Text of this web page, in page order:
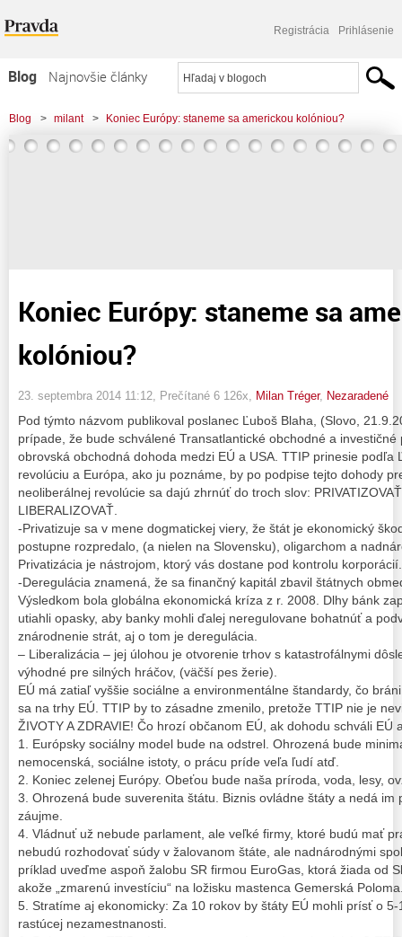
Registrácia Prihlásenie
Blog
Najnovšie články
Najčítanejšie články
Najkomentovanejšie články
Blog > milant > Koniec Európy: staneme sa americkou kolóniou?
Koniec Európy: staneme sa
kolóniou?
23. septembra 2014 11:12 , Prečítané 6 126x, Milan Tréger, Nezaradené
Pod týmto názvom publikoval poslanec Ľuboš Blaha, (Slovo,
prípade, že bude schválené Transatlantické obchodné a
obrovská obchodná dohoda medzi EÚ a USA. TTIP prinesie podľa
revolúciu a Európa, ako ju poznáme, by po podpise tejto dohody
neoliberálnej revolúcie sa dajú zhrnúť do troch slov:
LIBERALIZOVAŤ.
-Privatizuje sa v mene dogmatickej viery, že štát je ekonomický
postupne rozpredalo, (a nielen na Slovensku), oligarchom a
Privatizácia je nástrojom, ktorý vás dostane pod kontrolu
-Deregulácia znamená, že sa finančný kapitál zbavil štátnych
Výsledkom bola globálna ekonomická kríza z r. 2008. Dlhy bánk
utiahli opasky, aby banky mohli ďalej neregulovane bohatnúť a
znárodnenie strát, aj o tom je deregulácia.
– Liberalizácia – jej úlohou je otvorenie trhov s katastrofálnymi
výhodné pre silných hráčov, (väčší pes žerie).
EÚ má zatiaľ vyššie sociálne a environmentálne štandardy, čo
sa na trhy EÚ. TTIP by to zásadne zmenilo, pretože TTIP nie je
ŽIVOTY A ZDRAVIE! Čo hrozí občanom EÚ, ak dohodu schváli EÚ
1. Európsky sociálny model bude na odstrel. Ohrozená bude
nemocenská, sociálne istoty, o prácu príde veľa ľudí atď.
2. Koniec zelenej Európy. Obeťou bude naša príroda, voda, lesy,
3. Ohrozená bude suverenita štátu. Biznis ovládne štáty a nedá
záujme.
4. Vládnuť už nebude parlament, ale veľké firmy, ktoré budú mať
nebudú rozhodovať súdy v žalovanom štáte, ale nadnárodnými
príklad uveďme aspoň žalobu SR firmou EuroGas, ktorá žiada od
akože „zmarenú investíciu“ na ložisku mastenca Gemerská
5. Stratíme aj ekonomicky: Za 10 rokov by štáty EÚ mohli prísť o
rastúcej nezamestnanosti.